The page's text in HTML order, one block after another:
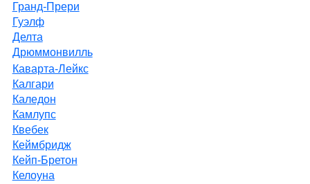
Гранд-Прери
Гуэлф
Делта
Дрюммонвилль
Каварта-Лейкс
Калгари
Каледон
Камлупс
Квебек
Кеймбридж
Кейп-Бретон
Келоуна